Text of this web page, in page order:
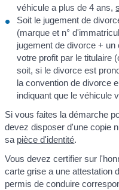
véhicule a plus de 4 ans,
Soit le jugement de
(marque et n°
jugement de divorce +
votre profit par le titulaire
soit, si le divorce est
la convention de divorce
indiquant que le véhicule
Si vous faites la démarche
devez disposer d'une copie
sa pièce d'identité.
Vous devez certifier sur
carte grise a une attestation
permis de conduire